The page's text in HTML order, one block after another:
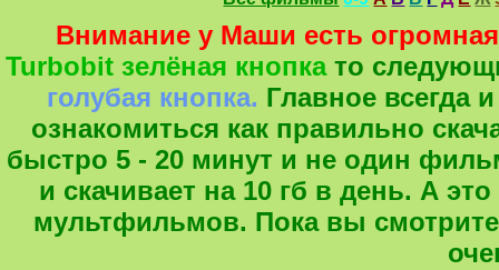
Внимание у Маши есть
Turbobit зелёная кнопкато
голубая кнопка. Главное всегда
ознакомиться как правильно
быстро 5 - 20 минут и не один
и скачивает на 10 гб в день. А
мультфильмов. Пока вы